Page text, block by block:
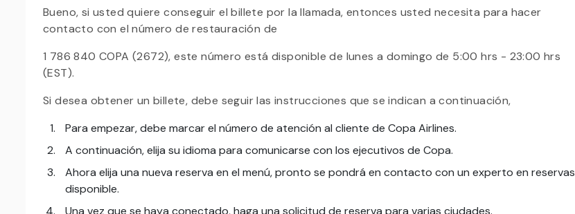
Bueno, si usted quiere conseguir el billete por la llamada, entonces usted necesita para hacer
contacto con el número de restauración de
1 786 840 COPA (2672), este número está disponible de lunes a domingo de 5:00 hrs - 23:00 hrs
(EST).
Si desea obtener un billete, debe seguir las instrucciones que se indican a continuación,
Para empezar, debe marcar el número de atención al cliente de Copa Airlines.
A continuación, elija su idioma para comunicarse con los ejecutivos de Copa.
Ahora elija una nueva reserva en el menú, pronto se pondrá en contacto con un experto en reservas
disponible.
Una vez que se haya conectado, haga una solicitud de reserva para varias ciudades.